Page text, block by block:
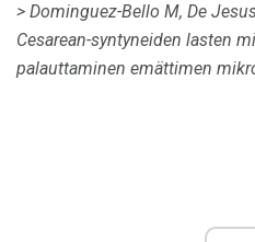
> Dominguez-Bello M, De
Cesarean-syntyneiden lasten
palauttaminen emättimen